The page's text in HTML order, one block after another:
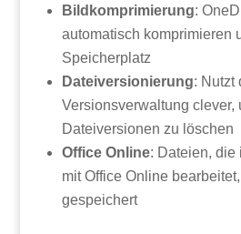
Bildkomprimierung:
automatisch komprimieren
Speicherplatz
Dateiversionierung: Nutzt
Versionsverwaltung clever,
Dateiversionen zu löschen
Office Online: Dateien, die
mit Office Online
gespeichert